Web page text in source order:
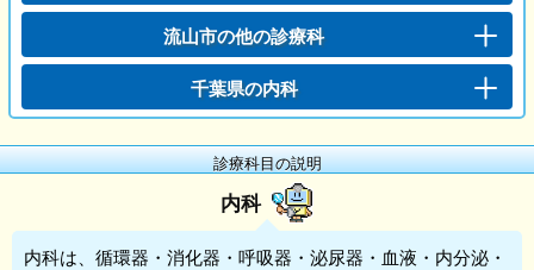
流山市の他の診療科
千葉県の内科
診療科目の説明
内科
内科は、循環器・消化器・呼吸器・泌尿器・血液・内分泌・